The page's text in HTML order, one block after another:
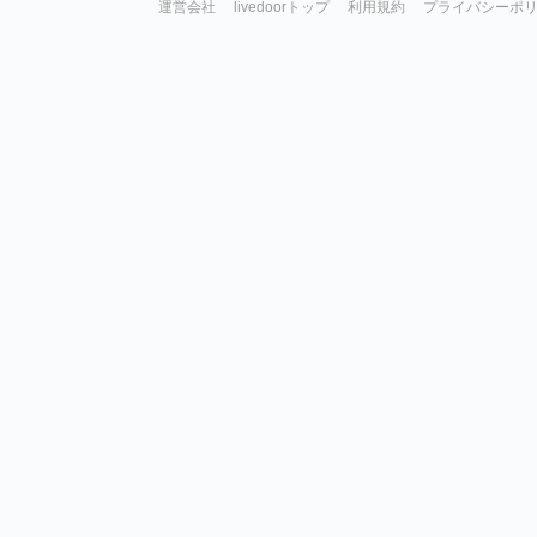
運営会社 livedoorトップ 利用規約 プライバシーポ